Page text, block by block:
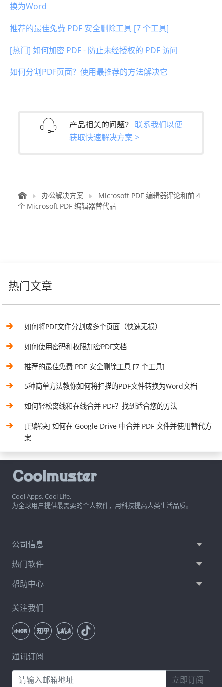
换为Word
推荐的最佳免费 PDF 安全删除工具 [7 个工具]
[热门] 如何加密 PDF - 防止未经授权的 PDF 访问
如何分割PDF页面？使用最推荐的方法解决它
产品相关的问题？ 联系我们以便
获取快速解决方案 >
办公解决方案
Microsoft PDF 编辑器评论和前 4
个 Microsoft PDF 编辑器替代品
热门文章
如何将PDF文件分割成多个页面（快速无损）
如何使用密码和权限加密PDF文档
推荐的最佳免费 PDF 安全删除工具 [7 个工具]
5种简单方法教你如何将扫描的PDF文件转换为Word文档
如何轻松离线和在线合并 PDF？找到适合您的方法
[已解决] 如何在 Google Drive 中合并 PDF 文件并使用替代方
案
Cool Apps, Cool Life.
为全球用户提供最需要的个人软件，用科技提高人类生活品质。
公司信息
热门软件
帮助中心
关注我们
通讯订阅
立即订阅